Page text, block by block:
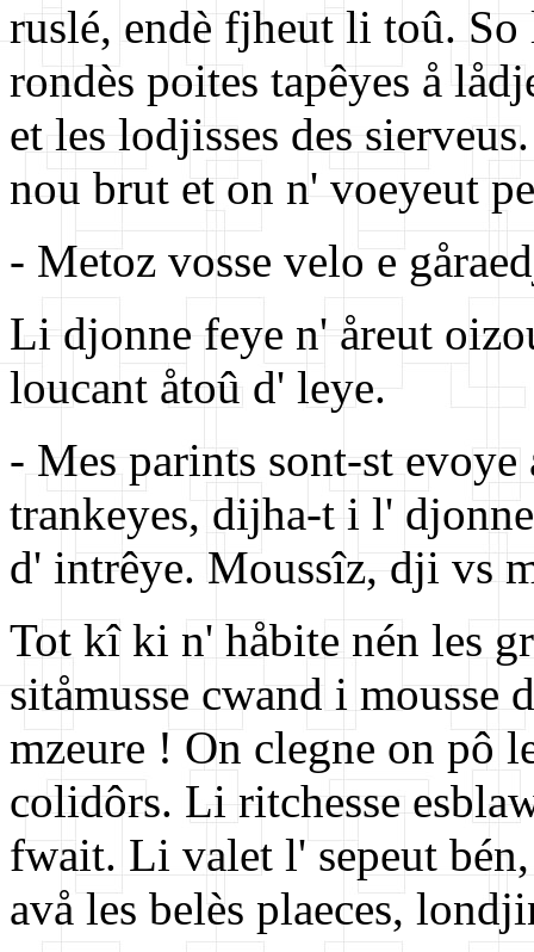
ruslé, endè fjheut li toû. So
rondès poites tapêyes å
et les lodjisses des
nou brut et on n' voeyeut
- Metoz vosse velo e
Li djonne feye n' åreut
loucant åtoû d' leye.
- Mes parints sont-st
trankeyes, dijha-t i l'
d' intrêye. Moussîz, dji vs
Tot kî ki n' håbite nén les
sitåmusse cwand i mousse
mzeure ! On clegne on pô
colidôrs. Li ritchesse
fwait. Li valet l' sepeut
avå les belès plaeces,